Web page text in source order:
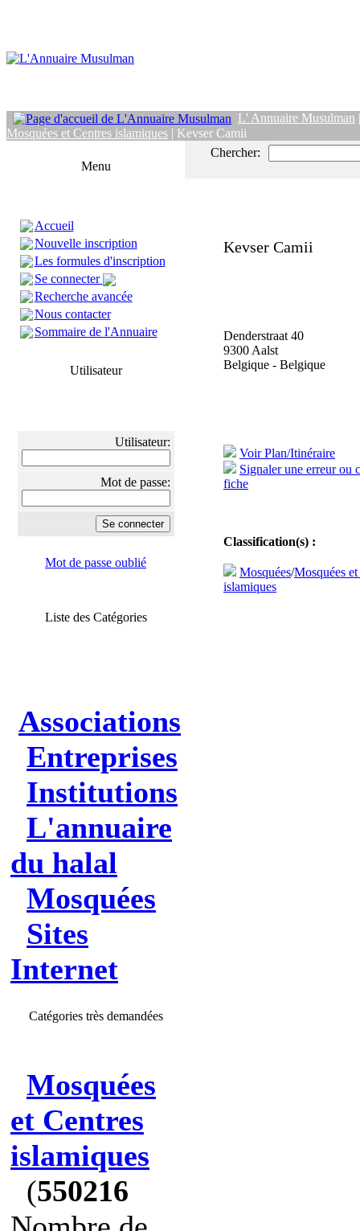
L' Annuaire Musulman
Mosquées et Centres islamiques | Kevser Camii
Menu
Accueil
Nouvelle inscription
Les formules d'inscription
Se connecter
Recherche avancée
Nous contacter
Sommaire de l'Annuaire
Utilisateur
Utilisateur:
Mot de passe:
Mot de passe oublié
Liste des Catégories
Associations
Entreprises
Institutions
L'annuaire
du halal
Mosquées
Sites
Internet
Catégories très demandées
Mosquées
et Centres
islamiques
(550216
Chercher:
Kevser Camii
Denderstraat 40
9300 Aalst
Belgique - Belgique
Voir Plan/Itinéraire
Signaler une erreur ou
fiche
Classification(s) :
Mosquées/Mosquées
islamiques